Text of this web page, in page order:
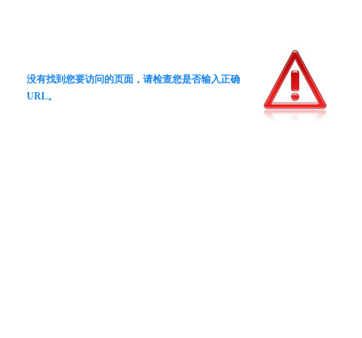
没有找到您要访问的页面，请检查您是否输入正确
URL。